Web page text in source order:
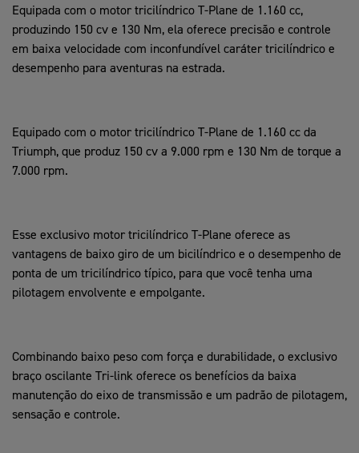
Equipada com o motor tricilíndrico T-Plane de 1.160 cc,
produzindo 150 cv e 130 Nm, ela oferece precisão e controle
em baixa velocidade com inconfundível caráter tricilíndrico e
desempenho para aventuras na estrada.
Equipado com o motor tricilíndrico T-Plane de 1.160 cc da
Triumph, que produz 150 cv a 9.000 rpm e 130 Nm de torque a
7.000 rpm.
Esse exclusivo motor tricilíndrico T-Plane oferece as
vantagens de baixo giro de um bicilíndrico e o desempenho de
ponta de um tricilíndrico típico, para que você tenha uma
pilotagem envolvente e empolgante.
Combinando baixo peso com força e durabilidade, o exclusivo
braço oscilante Tri-link oferece os benefícios da baixa
manutenção do eixo de transmissão e um padrão de pilotagem,
sensação e controle.